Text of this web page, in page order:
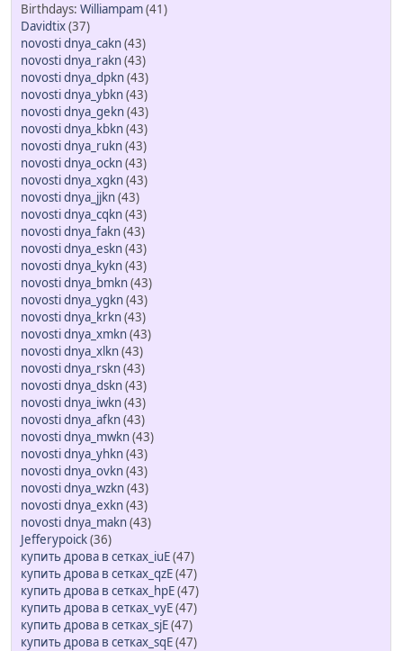
Williampam(41)
Davidtix(37)
novosti dnya_cakn(43)
novosti dnya_rakn(43)
novosti dnya_dpkn(43)
novosti dnya_ybkn(43)
novosti dnya_gekn(43)
novosti dnya_kbkn(43)
novosti dnya_rukn(43)
novosti dnya_ockn(43)
novosti dnya_xgkn(43)
novosti dnya_jjkn(43)
novosti dnya_cqkn(43)
novosti dnya_fakn(43)
novosti dnya_eskn(43)
novosti dnya_kykn(43)
novosti dnya_bmkn(43)
novosti dnya_ygkn(43)
novosti dnya_krkn(43)
novosti dnya_xmkn(43)
novosti dnya_xlkn(43)
novosti dnya_rskn(43)
novosti dnya_dskn(43)
novosti dnya_iwkn(43)
novosti dnya_afkn(43)
novosti dnya_mwkn(43)
novosti dnya_yhkn(43)
novosti dnya_ovkn(43)
novosti dnya_wzkn(43)
novosti dnya_exkn(43)
novosti dnya_makn(43)
Jefferypoick(36)
купить дрова в сетках_iuE(47)
купить дрова в сетках_qzE(47)
купить дрова в сетках_hpE(47)
купить дрова в сетках_vyE(47)
купить дрова в сетках_sjE(47)
купить дрова в сетках_sqE(47)